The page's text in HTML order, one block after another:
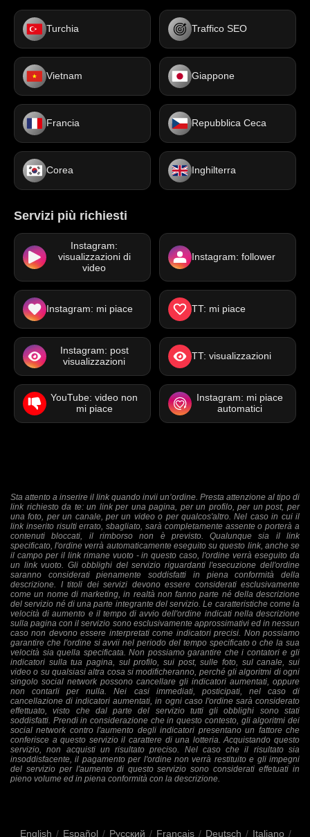
Turchia Traffico SEO
Vietnam Giappone
Francia Repubblica Ceca
Corea Inghilterra
Servizi più richiesti
Instagram:
visualizzazioni di
video
Instagram: follower
Instagram: mi piace TT: mi piace
Instagram: post
visualizzazioni
TT: visualizzazioni
YouTube: video non
mi piace
Instagram: mi piace
automatici
Sta attento a inserire il link quando invii un’ordine. Presta attenzione al tipo di
link richiesto da te: un link per una pagina, per un profilo, per un post, per
una foto, per un canale, per un video o per qualcos'altro. Nel caso in cui il
link inserito risulti errato, sbagliato, sarà completamente assente o porterà a
contenuti bloccati, il rimborso non è previsto. Qualunque sia il link
specificato, l'ordine verrà automaticamente eseguito su questo link, anche se
il campo per il link rimane vuoto - in questo caso, l'ordine verrà eseguito da
un link vuoto. Gli obblighi del servizio riguardanti l'esecuzione dell'ordine
saranno considerati pienamente soddisfatti in piena conformità della
descrizione. I titoli dei servizi devono essere considerati esclusivamente
come un nome di marketing, in realtà non fanno parte né della descrizione
del servizio né di una parte integrante del servizio. Le caratteristiche come la
velocità di aumento e il tempo di avvio dell'ordine indicati nella descrizione
sulla pagina con il servizio sono esclusivamente approssimativi ed in nessun
caso non devono essere interpretati come indicatori precisi. Non possiamo
garantire che l'ordine si avvii nel periodo del tempo specificato o che la sua
velocità sia quella specificata. Non possiamo garantire che i contatori e gli
indicatori sulla tua pagina, sul profilo, sui post, sulle foto, sul canale, sui
video o su qualsiasi altra cosa si modificheranno, perché gli algoritmi di ogni
singolo social network possono cancellare gli indicatori aumentati, oppure
non contarli per nulla. Nei casi immediati, posticipati, nel caso di
cancellazione di indicatori aumentati, in ogni caso l'ordine sarà considerato
effettuato, visto che dal parte del servizio tutti gli obblighi sono stati
soddisfatti. Prendi in considerazione che in questo contesto, gli algoritmi dei
social network contro l'aumento degli indicatori presentano un fattore che
conferisce a questo servizio il carattere di una lotteria. Acquistando questo
servizio, non acquisti un risultato preciso. Nel caso che il risultato sia
insoddisfacente, il pagamento per l'ordine non verrà restituito e gli impegni
del servizio per l'aumento di questo servizio sono considerati effetuati in
pieno volume ed in piena conformità con la descrizione.
English / Español / Русский / Français / Deutsch / Italiano /